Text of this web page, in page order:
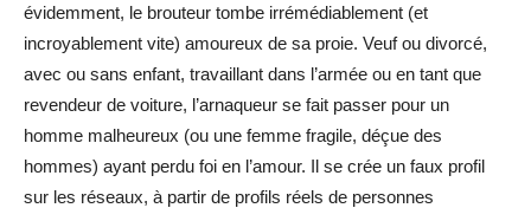
évidemment, le brouteur tombe irrémédiablement (et
incroyablement vite) amoureux de sa proie. Veuf ou divorcé,
avec ou sans enfant, travaillant dans l’armée ou en tant que
revendeur de voiture, l’arnaqueur se fait passer pour un
homme malheureux (ou une femme fragile, déçue des
hommes) ayant perdu foi en l’amour. Il se crée un faux profil
sur les réseaux, à partir de profils réels de personnes